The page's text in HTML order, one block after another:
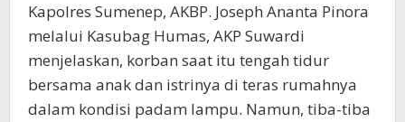
‪Kapolres Sumenep, AKBP. Joseph Ananta Pinora
melalui Kasubag Humas, AKP Suwardi
menjelaskan, korban saat itu tengah tidur
bersama anak dan istrinya di teras rumahnya
dalam kondisi padam lampu. ‪Namun, tiba-tiba